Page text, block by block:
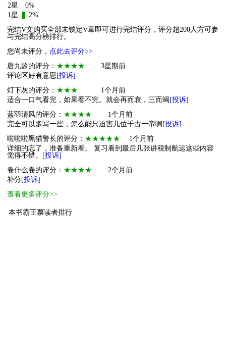
2星
0%
1星
2%
完结V文购买全部未锁定V章即可进行完结评分，评分超200人方可参
与完结高分榜排行。
您尚未评分， 点此去评分>>
唐九龄的评分： ★★★★
3星期前
评论区好有意思 [投诉]
灯下灰的评分： ★★★
1个月前
适合一口气看完，如果看不完。就会再而衰，三而竭[投诉]
蓝羽清风的评分： ★★★★
1个月前
完全可以多写一些，怎么能只迫害几位千古一帝咧 [投诉]
啦啦啦黑猫警长的评分： ★★★★★
1个月前
详细的忘了，准备重新看。 复习看到最后几张讲税制航运这些内容
觉得不错。
[投诉]
卷什么卷的评分： ★★★★
2个月前
补分[投诉]
查看更多评分>>
本书霸王票读者排行